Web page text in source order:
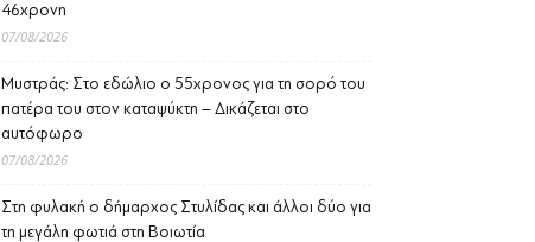
46χρονη
07/08/2026
Μυστράς: Στο εδώλιο ο 55χρονος για τη σορό του
πατέρα του στον καταψύκτη – Δικάζεται στο
αυτόφωρο
07/08/2026
Στη φυλακή ο δήμαρχος Στυλίδας και άλλοι δύο για
τη μεγάλη φωτιά στη Βοιωτία